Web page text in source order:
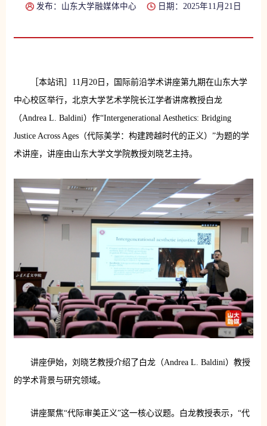
发布：山东大学融媒体中心 日期：2025年11月21日
［本站讯］11月20日，国际前沿学术讲座第九期在山东大学
中心校区举行，北京大学艺术学院长江学者讲席教授白龙
（Andrea L. Baldini）作“Intergenerational Aesthetics: Bridging
Justice Across Ages（代际美学：构建跨越时代的正义）”为题的学
术讲座，讲座由山东大学文学院教授刘晓艺主持。
讲座伊始，刘晓艺教授介绍了白龙（Andrea L. Baldini）教授
的学术背景与研究领域。
讲座聚焦“代际审美正义”这一核心议题。白龙教授表示，“代